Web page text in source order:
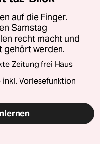
auf die Finger.
Samstag
recht macht und
gehört werden.
Zeitung frei Haus
Vorlesefunktion